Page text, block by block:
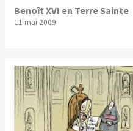
Benoît XVI en Terre Sainte
11 mai 2009